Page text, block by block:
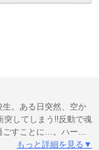
。ある日突然、空か
突してしまう!!反動で魂
すことに…。ハーデ
しかもハーデス様付き
もっと詳細を見る▼